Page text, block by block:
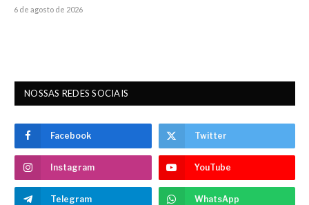
6 de agosto de 2026
NOSSAS REDES SOCIAIS
Facebook Twitter
Instagram YouTube
Telegram WhatsApp